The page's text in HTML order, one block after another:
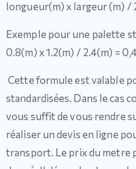
longueur(m) x largeur (m) /
Exemple pour une palette
0.8(m) x 1.2(m) / 2.4(m) =
Cette formule est valable
standardisées. Dans le cas
vous suffit de vous rendre
réaliser un devis en ligne
transport. Le prix du metre